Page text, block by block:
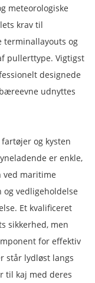
meteorologiske
krav til
terminallayouts og
pullerttype. Vigtigst
designede
udnyttes
og kysten
er enkle,
ved maritime
vedligeholdelse
Et kvalificeret
sikkerhed, men
for effektiv
står lydløst langs
til kaj med deres